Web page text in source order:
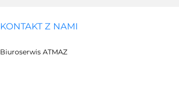
KONTAKT Z NAMI
Biuroserwis ATMAZ